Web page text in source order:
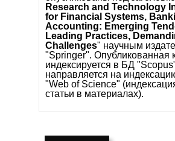
С
Research and Technology
for Financial Systems,
Accounting: Emerging
Leading Practices,
Challenges" научным
"Springer". Опубликованная
индексируется в БД
направляется на
"Web of Science"
статьи в материалах).